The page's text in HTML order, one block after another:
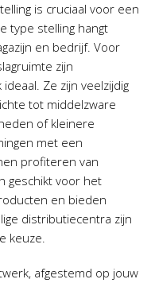
is cruciaal voor een
type stelling hangt
en bedrijf. Voor
zijn
Ze zijn veelzijdig
tot middelzware
of kleinere
met een
profiteren van
geschikt voor het
en bieden
distributiecentra zijn
keuze.
afgestemd op jouw